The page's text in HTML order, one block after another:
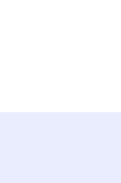
Twitter)